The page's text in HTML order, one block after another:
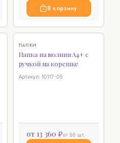
В корзину
ПАПКИ
Папка на молнии А4+ с
ручкой на корешке
Артикул: 10117-05
от 13 360 ₽от 50 шт.